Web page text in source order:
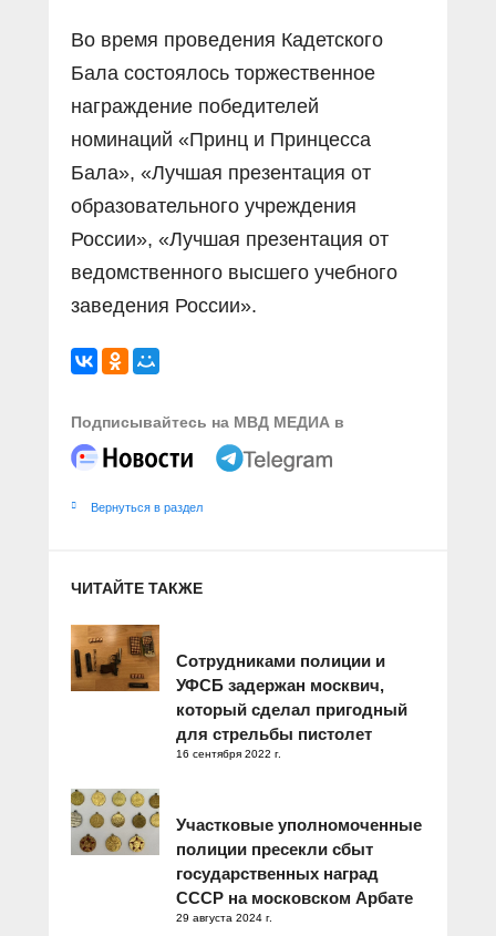
Во время проведения Кадетского
Бала состоялось торжественное
награждение победителей
номинаций «Принц и Принцесса
Бала», «Лучшая презентация от
образовательного учреждения
России», «Лучшая презентация от
ведомственного высшего учебного
заведения России».
Подписывайтесь на МВД МЕДИА в
Вернуться в раздел
ЧИТАЙТЕ ТАКЖЕ
Сотрудниками полиции и
УФСБ задержан москвич,
который сделал пригодный
для стрельбы пистолет
16 сентября 2022 г.
Участковые уполномоченные
полиции пресекли сбыт
государственных наград
СССР на московском Арбате
29 августа 2024 г.